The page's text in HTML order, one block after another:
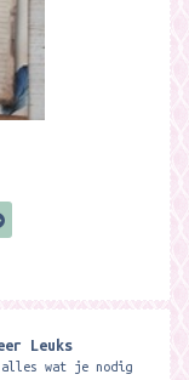
Leuks
alles wat je nodig